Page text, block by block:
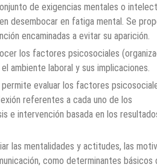
de exigencias mentales o
desembocar en fatiga mental. Se
encaminadas a evitar su aparición.
los factores psicosociales
ambiente laboral y sus implicaciones.
evaluar los factores
referentes a cada uno de los
e intervención basada en los
las mentalidades y actitudes, las
como determinantes básicos